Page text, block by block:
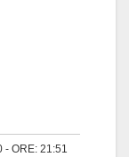
- ORE: 21:51